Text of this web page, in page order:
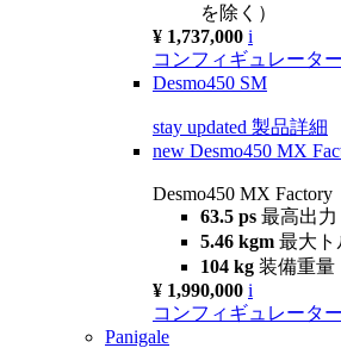
を除く）
¥ 1,737,000 i
コンフィギュレーター
Desmo450 SM
stay updated 製品詳細
new Desmo450 MX
Desmo450 MX Factory
63.5 ps 最高出力
5.46 kgm 最大ト
104 kg 装備重量
¥ 1,990,000 i
コンフィギュレーター
Panigale